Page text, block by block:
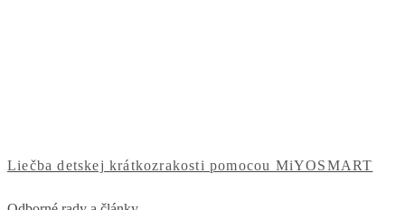
Liečba detskej krátkozrakosti pomocou MiYOSMART